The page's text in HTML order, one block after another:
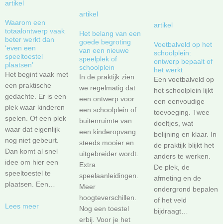
artikel
Waarom een
totaalontwerp vaak
beter werkt dan
‘even een
speeltoestel
plaatsen’
Het begint vaak met
een praktische
gedachte. Er is een
plek waar kinderen
spelen. Of een plek
waar dat eigenlijk
nog niet gebeurt.
Dan komt al snel
idee om hier een
speeltoestel te
plaatsen. Een…
Lees meer
artikel
Het belang van een
goede begroting
van een nieuwe
speelplek of
schoolplein
In de praktijk zien
we regelmatig dat
een ontwerp voor
een schoolplein of
buitenruimte van
een kinderopvang
steeds mooier en
uitgebreider wordt.
Extra
speelaanleidingen.
Meer
hoogteverschillen.
Nog een toestel
erbij. Voor je het
artikel
Voetbalveld op het
schoolplein:
ontwerp bepaalt of
het werkt
Een voetbalveld op
het schoolplein lijkt
een eenvoudige
toevoeging. Twee
doeltjes, wat
belijning en klaar. In
de praktijk blijkt het
anders te werken.
De plek, de
afmeting en de
ondergrond bepalen
of het veld
bijdraagt…